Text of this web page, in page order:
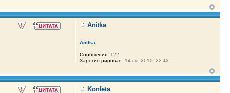
Anitka
Anitka
Сообщения: 122
Зарегистрирован: 14 окт 2010, 22:42
Konfeta